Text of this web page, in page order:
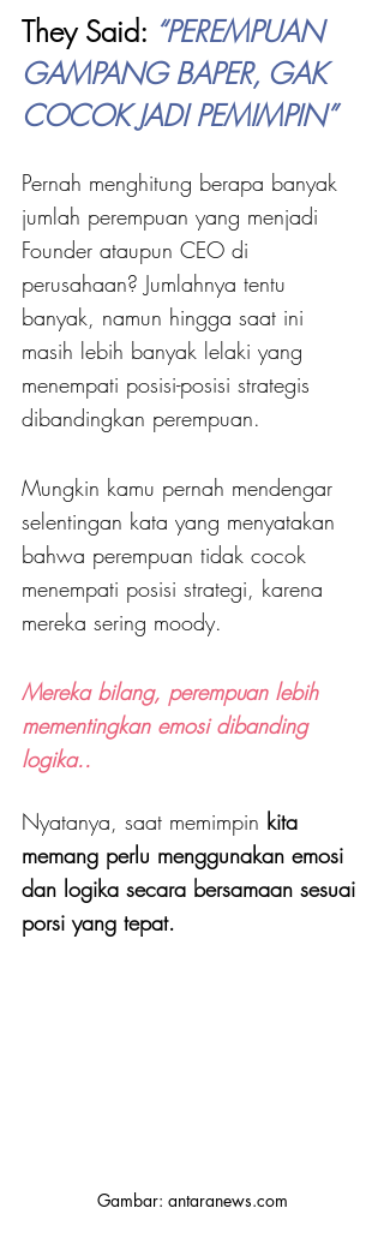
They Said: “PEREMPUAN
GAMPANG BAPER, GAK
COCOK JADI PEMIMPIN”
Pernah menghitung berapa banyak
jumlah perempuan yang menjadi
Founder ataupun CEO di
perusahaan? Jumlahnya tentu
banyak, namun hingga saat ini
masih lebih banyak lelaki yang
menempati posisi-posisi strategis
dibandingkan perempuan.
Mungkin kamu pernah mendengar
selentingan kata yang menyatakan
bahwa perempuan tidak cocok
menempati posisi strategi, karena
mereka sering moody.
Mereka bilang, perempuan lebih
mementingkan emosi dibanding
logika..
Nyatanya, saat memimpin kita
memang perlu menggunakan emosi
dan logika secara bersamaan sesuai
porsi yang tepat.
Gambar: antaranews.com